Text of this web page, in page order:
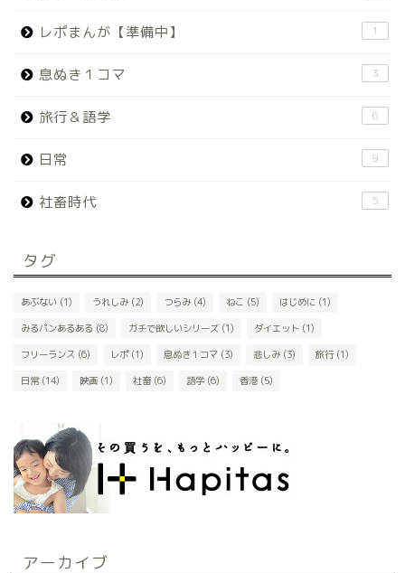
レポまんが【準備中】 1
息ぬき１コマ 3
旅行＆語学 6
日常 9
社畜時代 5
タグ
あぶない (1) うれしみ (2) つらみ (4) ねこ (5) はじめに (1)
みるパンあるある (8) ガチで欲しいシリーズ (1) ダイエット (1)
フリーランス (6) レポ(1) 息ぬき１コマ (3) 悲しみ (3) 旅行(1)
日常(14) 映画 (1) 社畜 (6) 語学 (6) 香港 (5)
アーカイブ